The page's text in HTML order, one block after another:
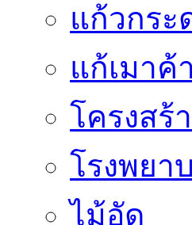
แก้วกร
แก้เมาค้
โครงสร้
โรงพยา
ไม้อัด